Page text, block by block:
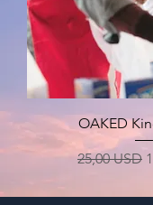
OAKED
Regular
25,00 USD